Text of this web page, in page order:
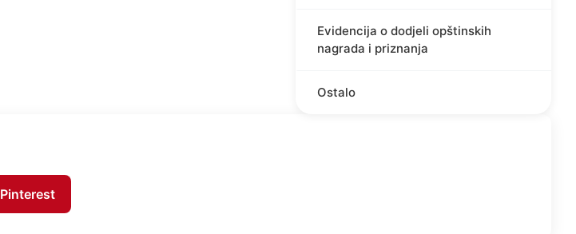
Evidencija o dodjeli opštinskih
nagrada i priznanja
Ostalo
Pinterest